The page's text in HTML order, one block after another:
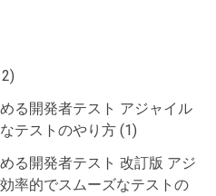
る開発者テスト アジャイル
テストのやり方 (1)
る開発者テスト 改訂版 アジ
率的でスムーズなテストの